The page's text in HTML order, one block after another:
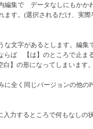
編集で データなしにもか
ます。(選択されるだけ、実
文字があるとします。編集
らば 【は】のところで止
白】の形になってしまいます
全く同じバージョンの他の
力するところで何もなしの